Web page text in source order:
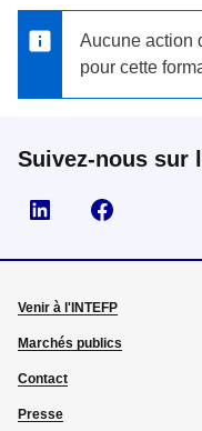
Aucune action
pour cette
Suivez-nous sur
Visiter la page
Venir à l'INTEFP
Marchés publics
Contact
Presse